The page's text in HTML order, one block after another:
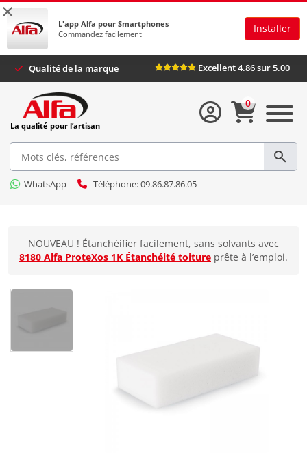
×
L'app Alfa pour Smartphones
Commandez facilement
Installer
Qualité de la marque Excellent 4.86 sur 5.00
La qualité pour l’artisan
WhatsApp Téléphone: 09.86.87.86.05
0
NOUVEAU ! Étanchéifier facilement, sans solvants avec
8180 Alfa ProteXos 1K Étanchéité toiture prête à l’emploi.